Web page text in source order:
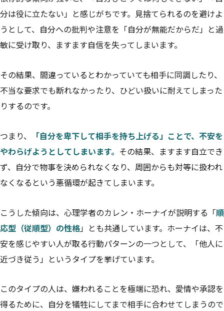
分は役に立たない」と感じがちです。見捨てられるのを避けよ
うとして、自分への批判や注意を「自分が無能だからだ」と過
敏に受け取り、ますます自信を失ってしまいます。
その結果、間違っているとわかっていても相手に同調したり、
不当な要求でも断れなかったり、ひどい扱いに耐えてしまった
りするのです。
つまり、
「自分を卑下して相手を持ち上げる」ことで、不安を
やわらげようとしてしまいます。 その結果、ますます自立でき
ず、自分で物事を決められなくなり、周囲からも対等に扱われ
なくなるという悪循環が起きてしまいます。
こうした傾向は、心理学者のカレン・ホーナイが説明する「順
応型（従順型）の性格」とも共通しています。ホーナイは、不
安を感じやすい人が取る行動パターンの一つとして、「他人に
近づき従う」というタイプを挙げています。
このタイプの人は、嫌われることを極端に恐れ、愛情や承認を
得るために、自分を犠牲にしてまで相手に合わせてしまうので